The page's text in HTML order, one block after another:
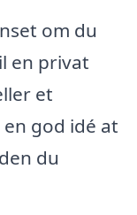
om du
en privat
et
god idé at
du